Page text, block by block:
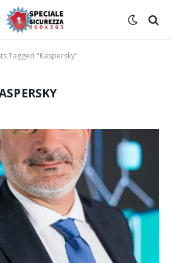
Tagged "Kaspersky"